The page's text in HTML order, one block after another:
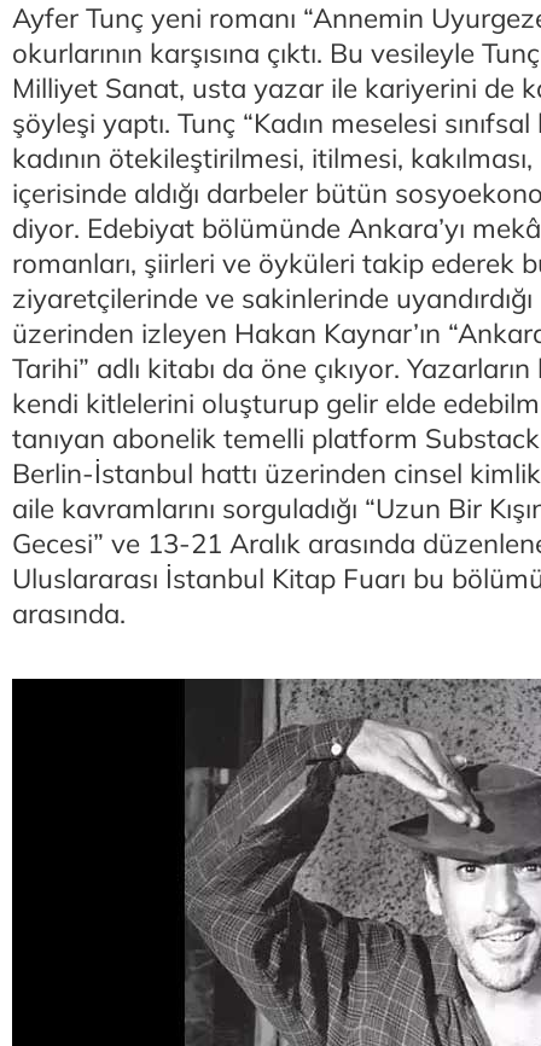
Ayfer Tunç yeni romanı “Annemin
okurlarının karşısına çıktı. Bu vesileyle
Milliyet Sanat, usta yazar ile kariyerini de
şöyleşi yaptı. Tunç “Kadın meselesi
kadının ötekileştirilmesi, itilmesi,
içerisinde aldığı darbeler bütün
diyor. Edebiyat bölümünde Ankara’yı
romanları, şiirleri ve öyküleri takip ederek
ziyaretçilerinde ve sakinlerinde
üzerinden izleyen Hakan Kaynar’ın
Tarihi” adlı kitabı da öne çıkıyor.
kendi kitlelerini oluşturup gelir elde
tanıyan abonelik temelli platform
Berlin-İstanbul hattı üzerinden cinsel
aile kavramlarını sorguladığı “Uzun Bir
Gecesi” ve 13-21 Aralık arasında
Uluslararası İstanbul Kitap Fuarı bu
arasında.